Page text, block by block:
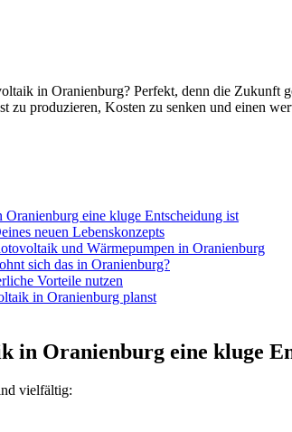
in Oranienburg? Perfekt, denn die Zukunft
zu produzieren, Kosten zu senken und einen
eine kluge Entscheidung ist
neuen Lebenskonzepts
und Wärmepumpen in Oranienburg
sich das in Oranienburg?
Vorteile nutzen
in Oranienburg planst
in Oranienburg eine kluge
vielfältig: